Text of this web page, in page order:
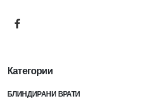
Категории
БЛИНДИРАНИ ВРАТИ